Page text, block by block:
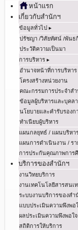
หน้าแรก
เกี่ยวกับสำนักฯ
ข้อมูลทั่วไป ▸
ปรัชญา /วิสัยทัศน์ /พันธ
ประวัติความเป็นมา
การบริหาร ▸
อำนาจหน้าที่การบริหาร
โครงสร้างหน่วยงาน
คณะกรรมการประจำส
ข้อมูลผู้บริหารและบุคล
นโยบายและคำรับรองก
ทำเนียบผู้บริหาร
แผนกลยุทธ์ / แผนบริหา
แผนการดำเนินงาน / รา
การประกันคุณภาพการ
บริการของสำนักฯ
งานวิทยบริการ
งานเทคโนโลยีสารสนเ
ระบบงานบริการของสำ
แบบประเมินความพึงพอ
ผลประเมินความพึงพอใจ
สถิติการให้บริการ